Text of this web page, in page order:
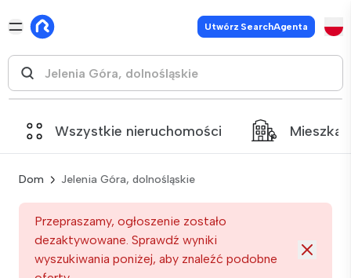
Utwórz SearchAgenta
Wszystkie nieruchomości
Dom Jelenia Góra, dolnośląskie
Przepraszamy, ogłoszenie zostało
dezaktywowane. Sprawdź wyniki
wyszukiwania poniżej, aby znaleźć podobne